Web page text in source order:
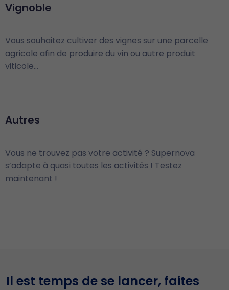
Vignoble
Vous souhaitez cultiver des vignes sur une parcelle
agricole afin de produire du vin ou autre produit
viticole…
Autres
Vous ne trouvez pas votre activité ? Supernova
s’adapte à quasi toutes les activités ! Testez
maintenant !
Il est temps de se lancer, faites